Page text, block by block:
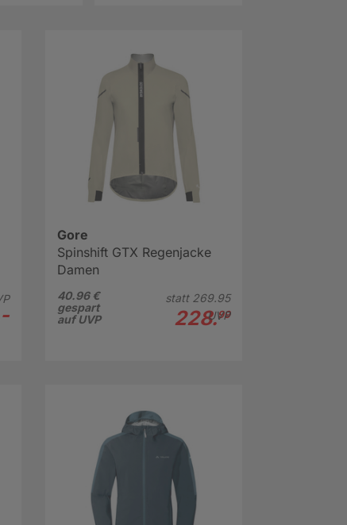
Gore
Spinshift GTX Regenjacke
Damen
40.96 €
gespart
auf UVP
statt 269.95
UVP
228.99